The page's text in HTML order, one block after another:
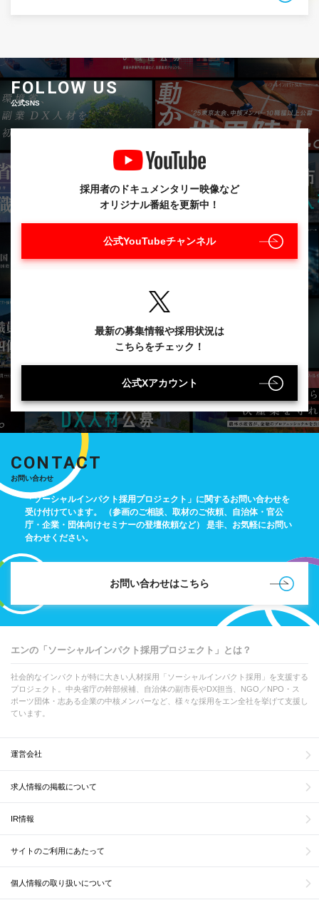
FOLLOW US
公式SNS
採用者のドキュメンタリー映像など
オリジナル番組を更新中！
公式YouTubeチャンネル
最新の募集情報や採用状況は
こちらをチェック！
公式Xアカウント
CONTACT
お問い合わせ
「ソーシャルインパクト採用プロジェクト」に関するお問い合わせを
受け付けています。
（参画のご相談、取材のご依頼、自治体・官公
庁・企業・団体向けセミナーの登壇依頼など）
是非、お気軽にお問い
合わせください。
お問い合わせはこちら
エンの「ソーシャルインパクト採用プロジェクト」とは？
社会的なインパクトが特に大きい人材採用「ソーシャルインパクト採用」を支援する
プロジェクト。中央省庁の幹部候補、自治体の副市長やDX担当、NGO／NPO・ス
ポーツ団体・志ある企業の中核メンバーなど、様々な採用をエン全社を挙げて支援し
ています。
運営会社
求人情報の掲載について
IR情報
サイトのご利用にあたって
個人情報の取り扱いについて